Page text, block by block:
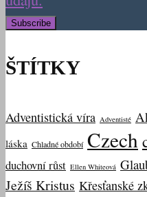
ŠTÍTKY
Adventistická víra Adventisté
láska Chladné období Czech
duchovní růst Ellen Whiteová
Ježíš Kristus Křesťanské